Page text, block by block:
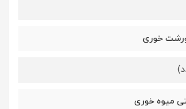
خوری
میوه خوری